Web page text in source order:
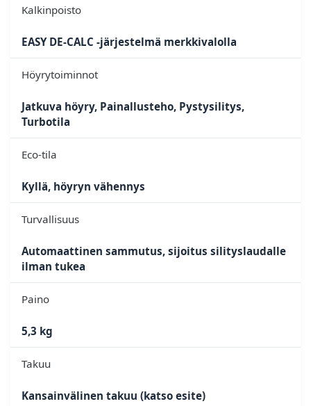
Kalkinpoisto
EASY DE-CALC -järjestelmä merkkivalolla
Höyrytoiminnot
Jatkuva höyry, Painallusteho, Pystysilitys,
Turbotila
Eco-tila
Kyllä, höyryn vähennys
Turvallisuus
Automaattinen sammutus, sijoitus silityslaudalle
ilman tukea
Paino
5,3 kg
Takuu
Kansainvälinen takuu (katso esite)